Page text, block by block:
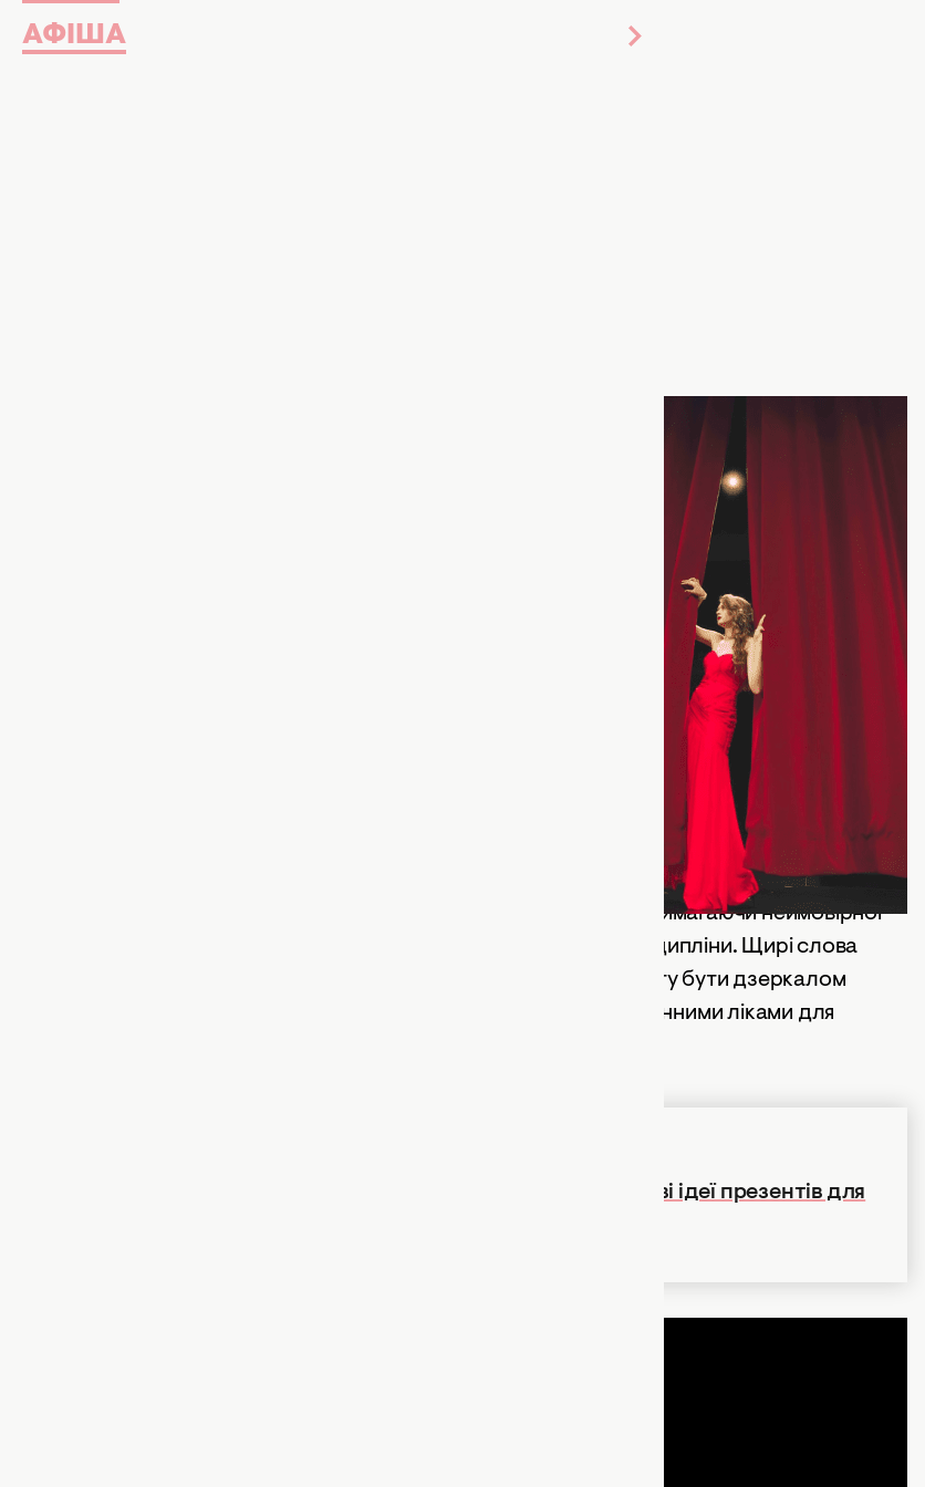
АФІША
Ділимося щирими побажаннями з усіма театралами з нагоди ъхнього
Професія театрала в сучасному цифровому світі набуває особливої ваги,
адже жива енергетика сцени залишається єдиним ресурсом, який
неможливо замінити жодним штучним інтелектом. Сьогодні театр — це не
просто мистецтво, а потужний інструмент психологічної розрядки та
глибокого осмислення реальності, де актори, режисери й технічні
працівники стають провідниками до щирих емоцій. Професійне свято
сімейні свята 2026 року
“Хочу” поділиться з вами найкращими вітаннями з Днем театру.
Вітати людей театру з їхнім професійним святом важливо тому, що саме вони
тримають “культурний фронт”, даруючи нам натхнення навіть у найтемніші
часи. Їхня праця часто залишається за лаштунками, вимагаючи неймовірної
самовіддачі, виснажливих репетицій та залізної дисципліни. Щирі слова
вдячності для театралів — це визнання їхнього таланту бути дзеркалом
суспільства та нагадування, що їхня творчість є безцінними ліками для
Що подарувати тещі на день народження: цікаві ідеї презентів для